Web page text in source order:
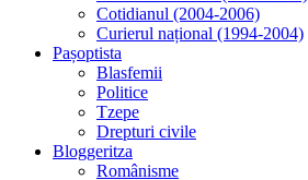
Cotidianul (2004-2006)
Curierul național (1994-2004)
Pașoptista
Blasfemii
Politice
Tzepe
Drepturi civile
Bloggeritza
Românisme